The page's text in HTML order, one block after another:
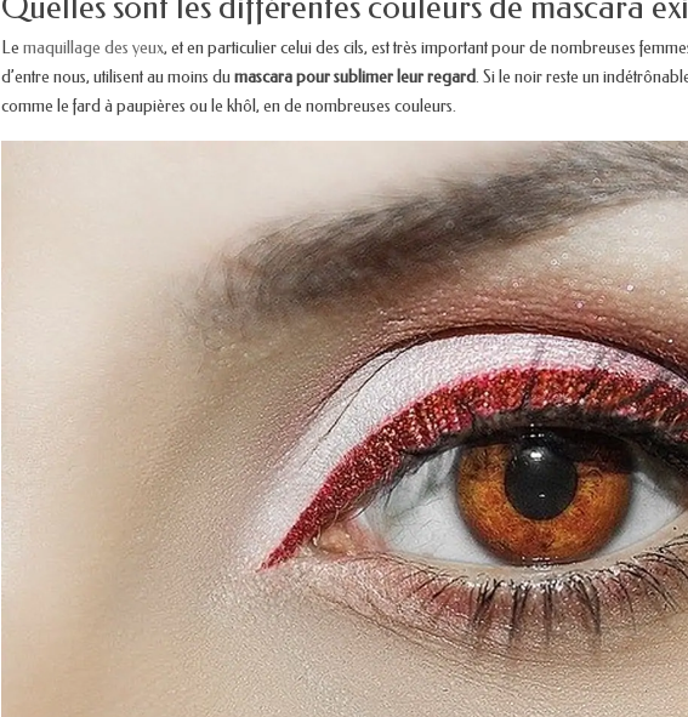
Le maquillage des yeux, et en particulier celui des cils, est très important pour de nombreuses
d’entre nous, utilisent au moins du mascara pour sublimer leur regard. Si le noir reste un
comme le fard à paupières ou le khôl, en de nombreuses couleurs.